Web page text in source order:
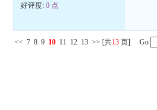
好评度:0 点
<< 7 8 9 10 11 12 13 >> [共13 页] Go